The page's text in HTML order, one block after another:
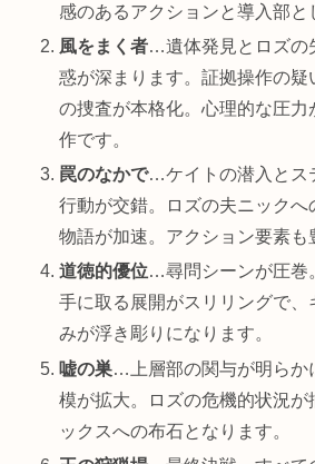
感のあるアクションと導入部と
風をまく者…遺体発見とロズの
惑が深まります。証拠操作の疑
の捜査が本格化。心理的な圧力
作です。
罠のなかで…ケイトの潜入とス
行動が交錯。ロズの夫ニックへ
物語が加速。アクション要素も
道徳的優位…尋問シーンが圧巻
手に取る展開がスリリングで、
みが浮き彫りになります。
嘘の巣…上層部の関与が明らか
模が拡大。ロズの危機的状況が
ックスへの布石となります。